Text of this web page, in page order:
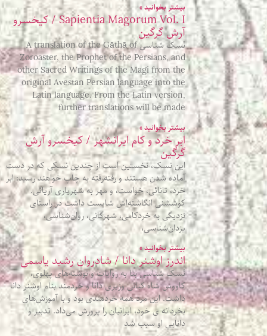
بیشتر بخوانید »
Sapientia Magorum Vol. I / کیخسرو
آرش گرگین
نَسک شناسی A translation of the Gāthā of
Zoroaster, the Prophet of the Persians, and
other Sacred Writings of the Magi from the
original Avestan Persian language into the
Latin language. From the Latin version,
further translations will be made
بیشتر بخوانید »
ابر خرد و کام ایرانشهر / کیخسرو آرش
گرگین
این نسک، نخستین است از چندین نسکی که در دست
آماده شدن هستند و رفته‌رفته به چاپ خواهند رسید: ابر
خرد، تانائی، خواست، و مهر به شهریاری آریائی.
کوششنی انگاشته‌اش شایست داشت در راستای
نزدیگی به خردکامی، شهرگانی، روان‌شناسی،
یزدان‌شناسی،
بیشتر بخوانید »
اندرز اوشنر دانا / شادروان رشید یاسمی
نَسک شناسی بنا به روایات و نوشته‌های پهلوی،
کاووس شاه کیانی وزیری دانا و خردمند بنام اوشنر دانا
داشت. این مرد همه خردمندی بود و با آموزش‌های
بخردانه ی خود، ایرانیان را پرورش می‌داد. تدبیر و
داناییِ او سبب شد